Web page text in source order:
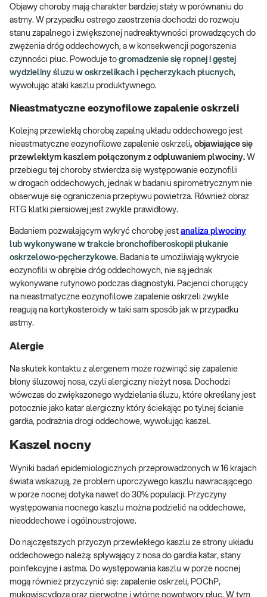
Objawy choroby mają charakter bardziej stały w porównaniu do
astmy. W przypadku ostrego zaostrzenia dochodzi do rozwoju
stanu zapalnego i zwiększonej nadreaktywności prowadzących do
zwężenia dróg oddechowych, a w konsekwencji pogorszenia
czynności płuc. Powoduje to gromadzenie się ropnej i gęstej
wydzieliny śluzu w oskrzelikach i pęcherzykach płucnych,
wywołując ataki kaszlu produktywnego.
Nieastmatyczne eozynofilowe zapalenie oskrzeli
Kolejną przewlekłą chorobą zapalną układu oddechowego jest
nieastmatyczne eozynofilowe zapalenie oskrzeli, objawiające się
przewlekłym kaszlem połączonym z odpluwaniem plwociny. W
przebiegu tej choroby stwierdza się występowanie eozynofilii
w drogach oddechowych, jednak w badaniu spirometrycznym nie
obserwuje się ograniczenia przepływu powietrza. Również obraz
RTG klatki piersiowej jest zwykle prawidłowy.
Badaniem pozwalającym wykryć chorobę jest analiza plwociny
lub wykonywane w trakcie bronchofiberoskopii płukanie
oskrzelowo-pęcherzykowe. Badania te umożliwiają wykrycie
eozynofilii w obrębie dróg oddechowych, nie są jednak
wykonywane rutynowo podczas diagnostyki. Pacjenci chorujący
na nieastmatyczne eozynofilowe zapalenie oskrzeli zwykle
reagują na kortykosteroidy w taki sam sposób jak w przypadku
astmy.
Alergie
Na skutek kontaktu z alergenem może rozwinąć się zapalenie
błony śluzowej nosa, czyli alergiczny nieżyt nosa. Dochodzi
wówczas do zwiększonego wydzielania śluzu, które określany jest
potocznie jako katar alergiczny który ściekając po tylnej ścianie
gardła, podrażnia drogi oddechowe, wywołując kaszel.
Kaszel nocny
Wyniki badań epidemiologicznych przeprowadzonych w 16 krajach
świata wskazują, że problem uporczywego kaszlu nawracającego
w porze nocnej dotyka nawet do 30% populacji. Przyczyny
występowania nocnego kaszlu można podzielić na oddechowe,
nieoddechowe i ogólnoustrojowe.
Do najczęstszych przyczyn przewlekłego kaszlu ze strony układu
oddechowego należą: spływający z nosa do gardła katar, stany
poinfekcyjne i astma. Do występowania kaszlu w porze nocnej
mogą również przyczynić się: zapalenie oskrzeli, POChP,
mukowiscydoza oraz pierwotne i wtórne nowotwory płuc. W tym